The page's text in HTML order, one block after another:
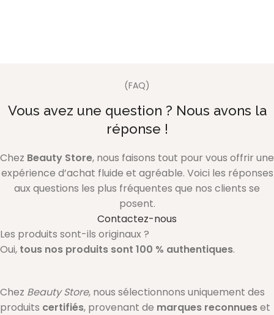
(FAQ)
Vous avez une question ? Nous avons la
réponse !
Chez Beauty Store, nous faisons tout pour vous offrir une
expérience d’achat fluide et agréable. Voici les réponses
aux questions les plus fréquentes que nos clients se
posent.
Contactez-nous
Les produits sont-ils originaux ?
Oui, tous nos produits sont 100 % authentiques.
Chez Beauty Store, nous sélectionnons uniquement des
produits certifiés, provenant de marques reconnueset